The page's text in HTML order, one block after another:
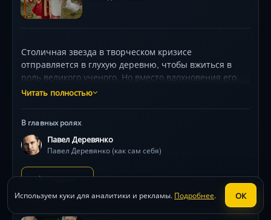
Столичная звезда в творческом кризисе
отправляется в глухую деревню, чтобы вжиться в
роль великого ученого. Но вместо вдохновения его
ждут колоритные соседи, абсурдные ситуации и
харизматичного сноба, столкнувшегося с
провинциальной реальностью .
Читать полностью
В главных ролях
Павел Деревянко
Павел Деревянко (как сам себя)
Сериал
Используем куки для аналитики и рекламы. Подробнее. ОК